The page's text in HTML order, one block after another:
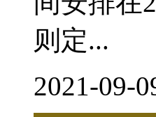
则定...
2021-09-